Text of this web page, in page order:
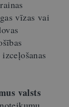
vīzas vai
valsts